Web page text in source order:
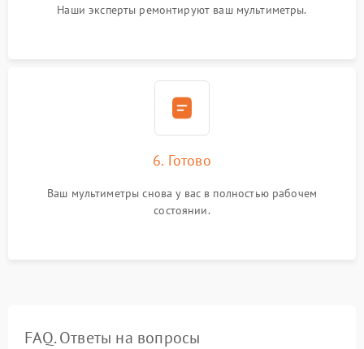
Наши эксперты ремонтируют ваш мультиметры.
6. Готово
Ваш мультиметры снова у вас в полностью рабочем
состоянии.
FAQ. Ответы на вопросы